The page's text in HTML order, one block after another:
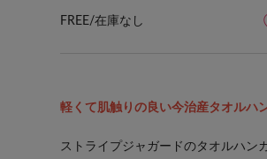
FREE/在庫なし
軽くて肌触りの良い今治産タオルハ
ストライプジャガードのタオルハン